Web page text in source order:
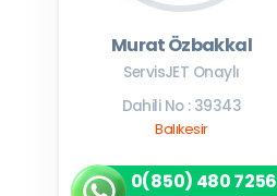
Murat Özbakkal
ServisJET Onaylı
Dahili No : 39343
Balıkesir
0(850) 480 7256